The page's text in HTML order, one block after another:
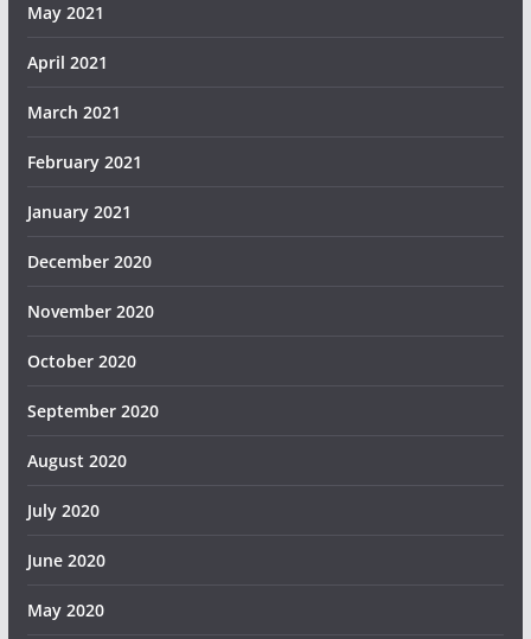
May 2021
April 2021
March 2021
February 2021
January 2021
December 2020
November 2020
October 2020
September 2020
August 2020
July 2020
June 2020
May 2020